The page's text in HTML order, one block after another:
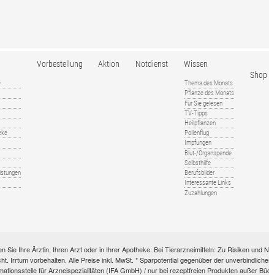
Vorbestellung Aktion Notdienst Wissen
Thema des Monats
Pflanze des Monats
Für Sie gelesen
TV-Tipps
Heilpflanzen
Pollenflug
Impfungen
Blut-/Organspende
Selbsthilfe
Berufsbilder
Interessante Links
Zuzahlungen
Shop
Ihre Ärztin, Ihren Arzt oder in Ihrer Apotheke. Bei Tierarzneimitteln: Zu Risiken und
Irrtum vorbehalten. Alle Preise inkl. MwSt. * Sparpotential gegenüber der
für Arzneispezialitäten (IFA GmbH) / nur bei rezeptfreien Produkten außer